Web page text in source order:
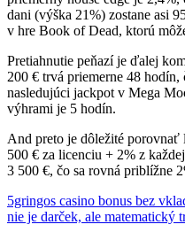
dani (výška 21%) zostane asi
v hre Book of Dead, ktorú
Pretiahnutie peňazí je ďalej
200 € trvá priemerne 48 hodín,
nasledujúci jackpot v Mega
výhrami je 5 hodín.
And preto je dôležité
500 € za licenciu + 2% z
3 500 €, čo sa rovná priblížne
5gringos casino bonus bez
nie je darček, ale matematický